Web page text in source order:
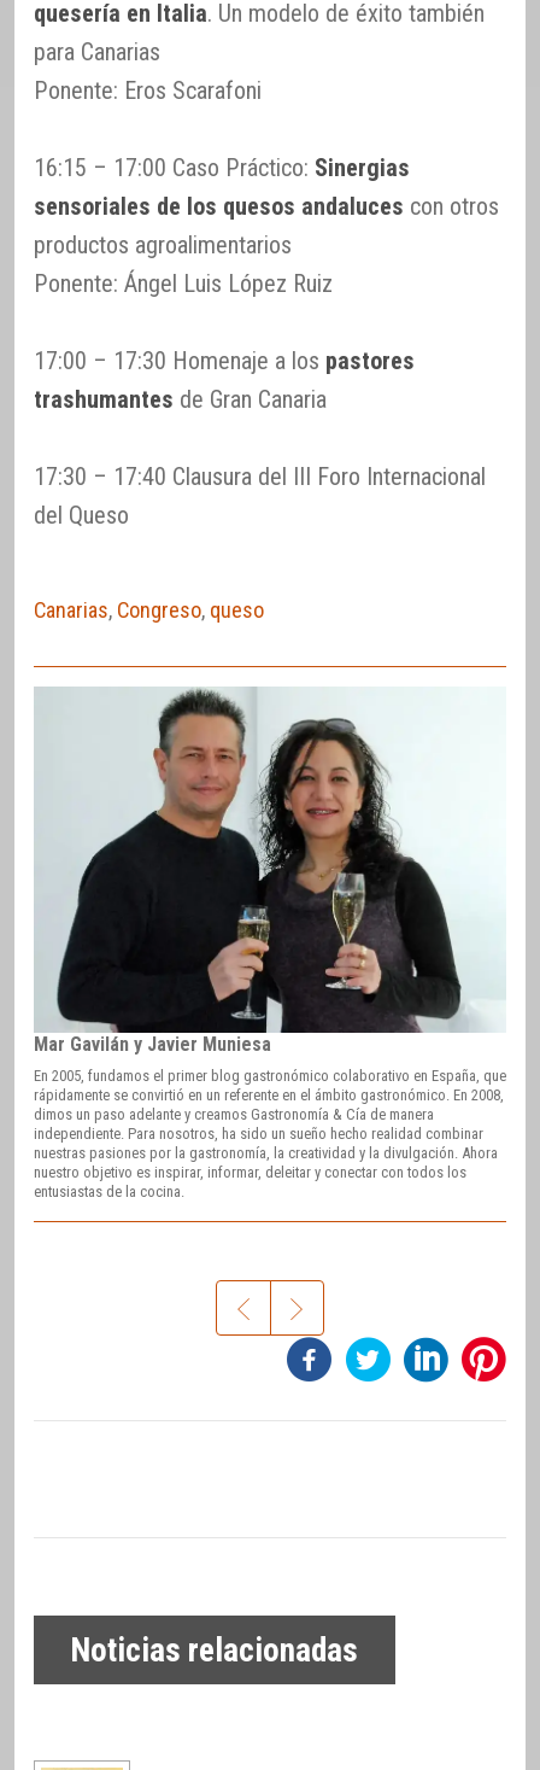
quesería en Italia. Un modelo de éxito también
para Canarias
Ponente: Eros Scarafoni
16:15 – 17:00 Caso Práctico: Sinergias
sensoriales de los quesos andaluces con otros
productos agroalimentarios
Ponente: Ángel Luis López Ruiz
17:00 – 17:30 Homenaje a los pastores
trashumantes de Gran Canaria
17:30 – 17:40 Clausura del III Foro Internacional
del Queso
Canarias, Congreso, queso
Mar Gavilán y Javier Muniesa
En 2005, fundamos el primer blog gastronómico colaborativo en España, que
rápidamente se convirtió en un referente en el ámbito gastronómico. En 2008,
dimos un paso adelante y creamos Gastronomía & Cía de manera
independiente. Para nosotros, ha sido un sueño hecho realidad combinar
nuestras pasiones por la gastronomía, la creatividad y la divulgación. Ahora
nuestro objetivo es inspirar, informar, deleitar y conectar con todos los
entusiastas de la cocina.
Noticias relacionadas